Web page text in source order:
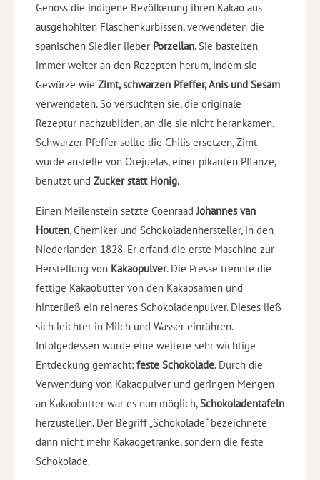
Genoss die indigene Bevölkerung ihren Kakao aus
ausgehöhlten Flaschenkürbissen, verwendeten die
spanischen Siedler lieber Porzellan. Sie bastelten
immer weiter an den Rezepten herum, indem sie
Gewürze wie Zimt, schwarzen Pfeffer, Anis und Sesam
verwendeten. So versuchten sie, die originale
Rezeptur nachzubilden, an die sie nicht herankamen.
Schwarzer Pfeffer sollte die Chilis ersetzen, Zimt
wurde anstelle von Orejuelas, einer pikanten Pflanze,
benutzt und Zucker statt Honig.
Einen Meilenstein setzte CoenraadJohannes van
Houten, Chemiker und Schokoladenhersteller, in den
Niederlanden 1828. Er erfand die erste Maschine zur
Herstellung von Kakaopulver. Die Presse trennte die
fettige Kakaobutter von den Kakaosamen und
hinterließ ein reineres Schokoladenpulver. Dieses ließ
sich leichter in Milch und Wasser einrühren.
Infolgedessen wurde eine weitere sehr wichtige
Entdeckung gemacht: feste Schokolade. Durch die
Verwendung von Kakaopulver und geringen Mengen
an Kakaobutter war es nun möglich,Schokoladentafeln
herzustellen. Der Begriff „Schokolade“ bezeichnete
dann nicht mehr Kakaogetränke, sondern die feste
Schokolade.